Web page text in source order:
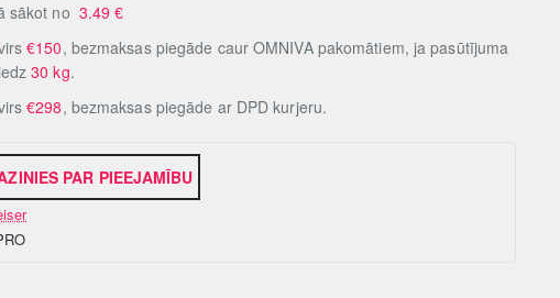
PAR PIEEJAMĪBU
sākot no 3.49€
€150, bezmaksas piegāde caur OMNIVA pakomātiem, ja pasūtījuma
30 kg.
€298, bezmaksas piegāde ar DPD kurjeru.